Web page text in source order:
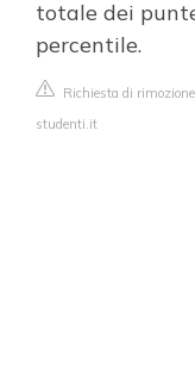
totale dei
percentile.
Richiesta di
studenti.it